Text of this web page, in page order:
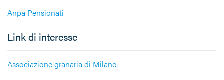
Anpa Pensionati
Link di interesse
Associazione granaria di Milano